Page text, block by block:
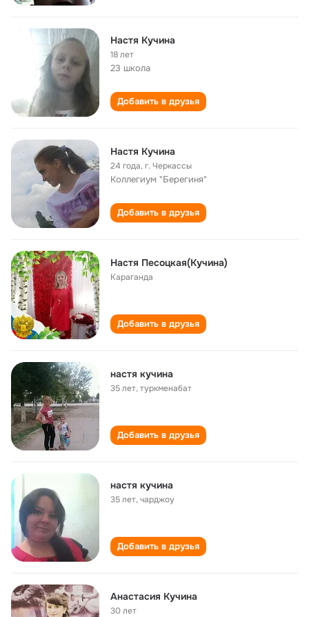
Настя Кучина
18 лет
23 школа
Добавить в друзья
Настя Кучина
24 года,г. Черкассы
Коллегиум "Берегиня"
Добавить в друзья
Настя Песоцкая(Кучина)
Караганда
Добавить в друзья
настя кучина
35 лет,туркменабат
Добавить в друзья
настя кучина
35 лет,чарджоу
Добавить в друзья
Анастасия Кучина
30 лет